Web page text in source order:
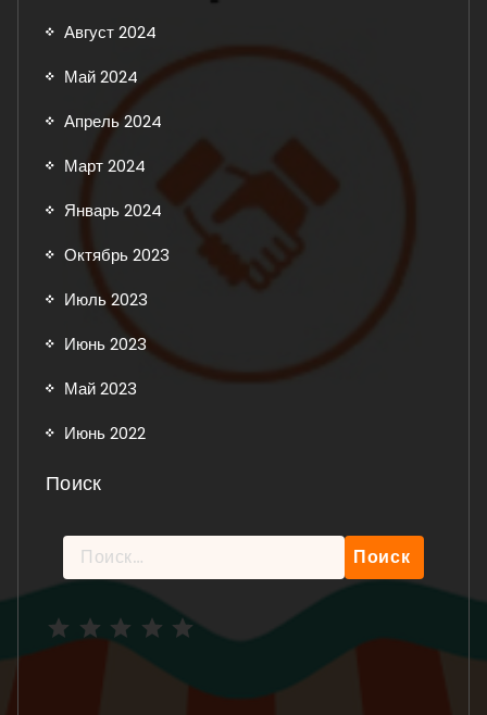
Август 2024
Май 2024
Апрель 2024
Март 2024
Январь 2024
Октябрь 2023
Июль 2023
Июнь 2023
Май 2023
Июнь 2022
Поиск
Найти: